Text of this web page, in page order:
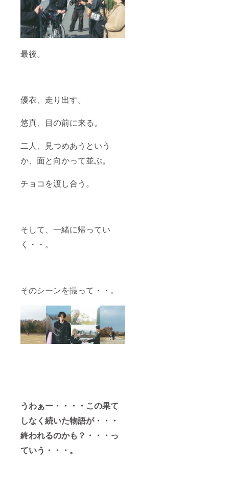
最後。
優衣、走り出す。
悠真、目の前に来る。
二人、見つめあうという
か、面と向かって並ぶ。
チョコを渡し合う。
そして、一緒に帰ってい
く・・。
そのシーンを撮って・・。
うわぁー・・・・この果て
しなく続いた物語が・・・
終われるのかも？・・・っ
ていう・・・。